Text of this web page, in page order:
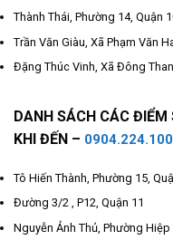
Thành Thái, Phường 14, Quận
Trần Văn Giàu, Xã Phạm Văn
Đặng Thúc Vinh, Xã Đông
DANH SÁCH CÁC ĐIỂM
KHI ĐẾN – 0904.224.100
Tô Hiến Thành, Phường 15,
Đường 3/2 , P12, Quận 11
Nguyễn Ảnh Thủ, Phường Hiệp